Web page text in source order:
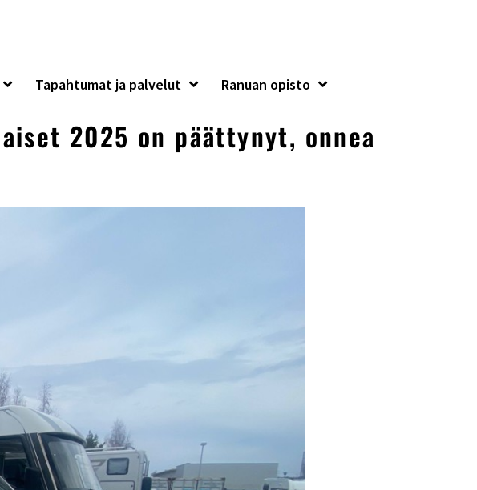
Tapahtumat ja palvelut Ranuan opisto
2025 on päättynyt, onnea